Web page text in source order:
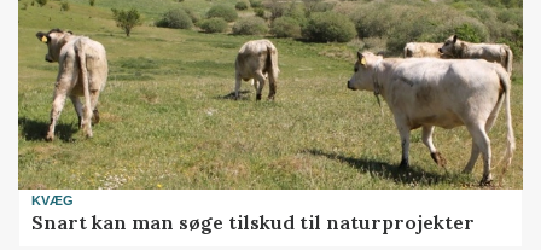
KVÆG
Snart kan man søge tilskud til naturprojekter